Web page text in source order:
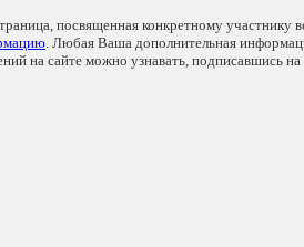
посвященная конкретному
. Любая Ваша дополнительная
на сайте можно узнавать, подписавшись на